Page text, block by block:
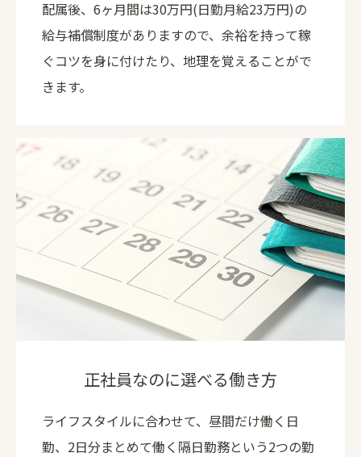
配属後、6ヶ月間は30万円(日勤月給23万円)の
給与補償制度がありますので、余裕を持って稼
ぐコツを身に付けたり、地理を覚えることがで
きます。
正社員なのに選べる働き方
ライフスタイルに合わせて、昼間だけ働く日
勤、2日分まとめて働く隔日勤務という2つの勤